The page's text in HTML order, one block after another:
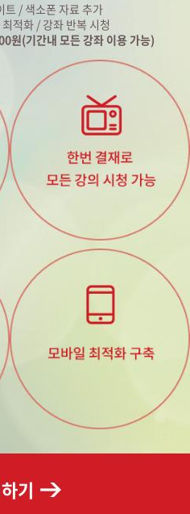
트 / 색소폰 자료 추가
적화 / 강좌 반복 시청
원(기간내 모든 강좌 이용 가능)
기